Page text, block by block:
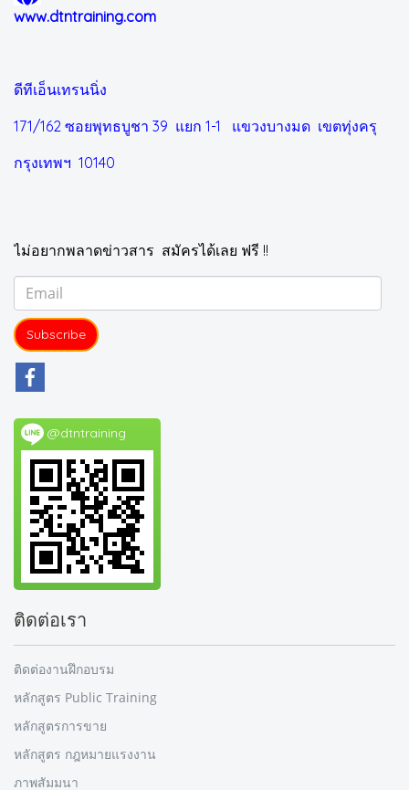
www.dtntraining.com
ดีทีเอ็นเทรนนิ่ง
171/162 ซอยพุทธบูชา 39 แยก 1-1 แขวงบางมด เขตทุ่งครุ
กรุงเทพฯ 10140
ไม่อยากพลาดข่าวสาร สมัครได้เลย ฟรี !!
Subscribe
@dtntraining
ติดต่อเรา
ติดต่องานฝึกอบรม
หลักสูตร Public Training
หลักสูตรการขาย
หลักสูตร กฎหมายแรงงาน
ภาพสัมมนา